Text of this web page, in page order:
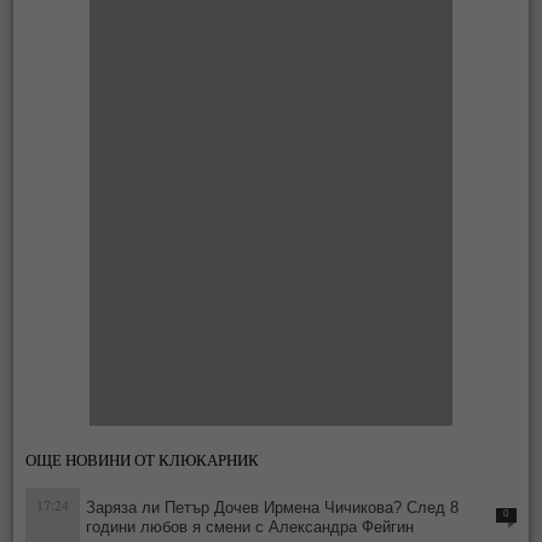
ОЩЕ НОВИНИ ОТ КЛЮКАРНИК
17:24
Заряза ли Петър Дочев Ирмена Чичикова? След 8
години любов я смени с Александра Фейгин
0